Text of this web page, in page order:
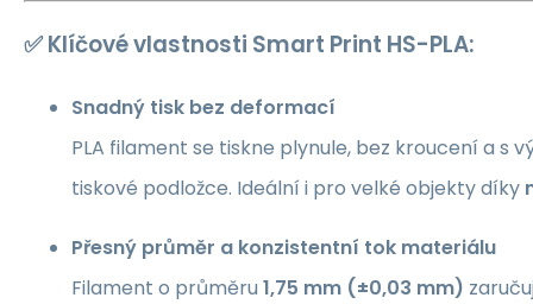
✅Klíčové vlastnosti Smart Print HS-PLA:
Snadný tisk bez deformací
PLA filament se tiskne plynule, bez kroucení a s
tiskové podložce. Ideální i pro velké objekty díky
Přesný průměr a konzistentní tok materiálu
Filament o průměru 1,75 mm (±0,03 mm)